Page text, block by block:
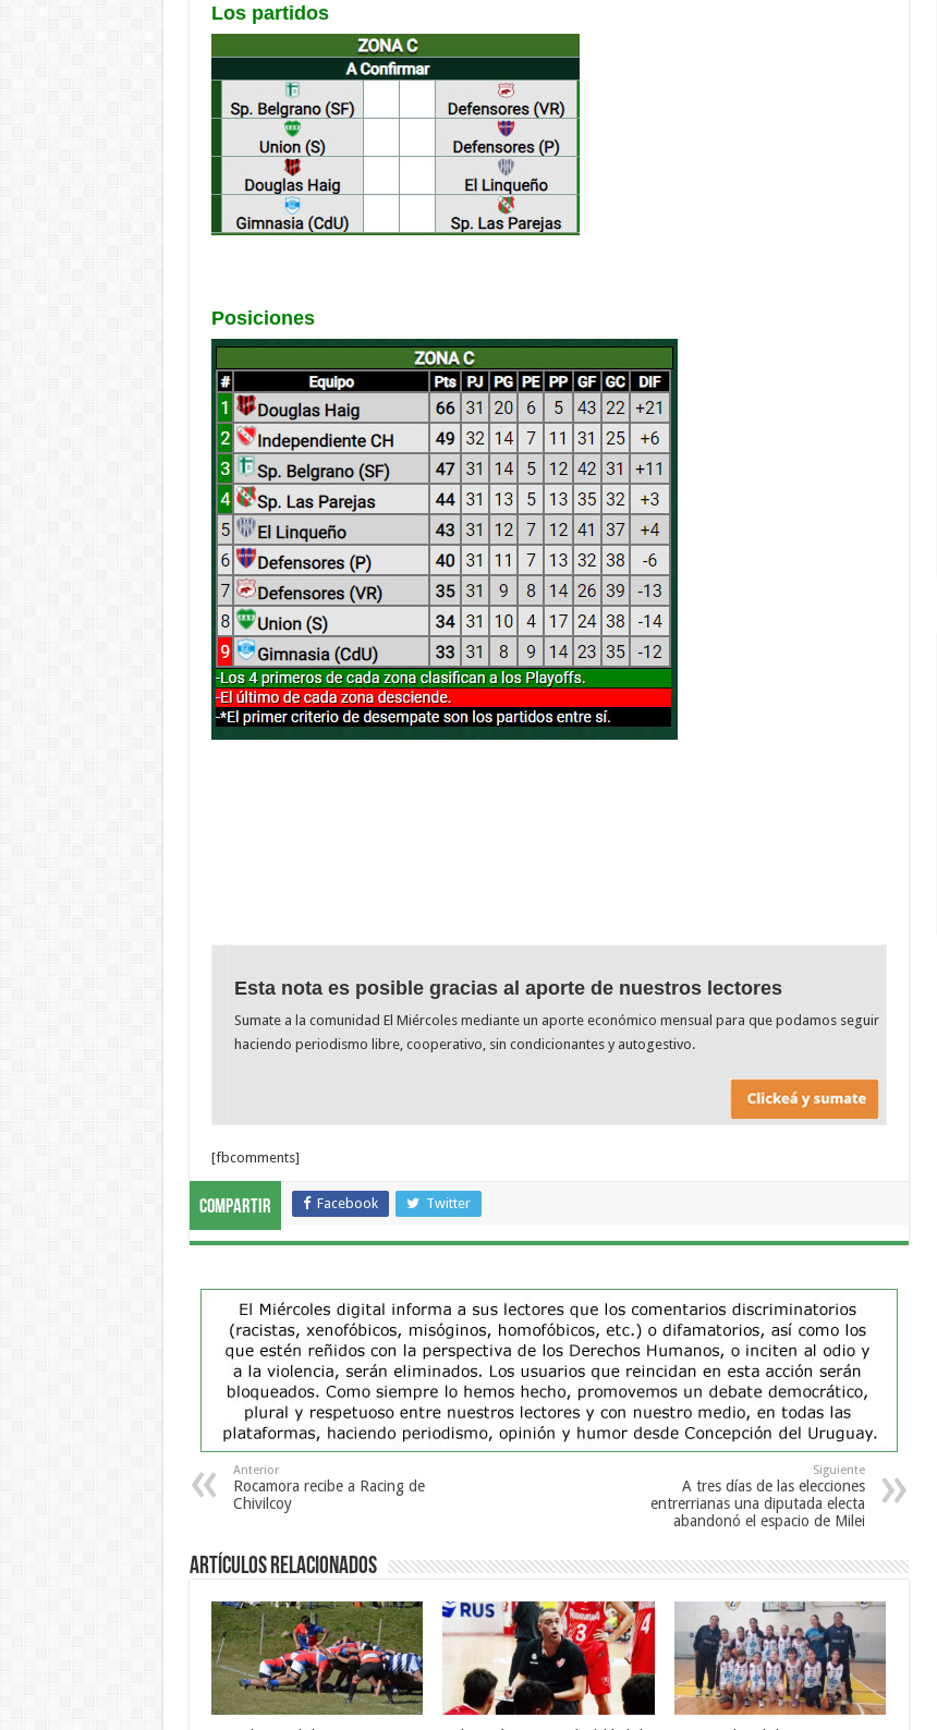
Los partidos
Posiciones
Esta nota es posible gracias al aporte de nuestros lectores
Sumate a la comunidad El Miércoles mediante un aporte económico mensual para que podamos seguir
haciendo periodismo libre, cooperativo, sin condicionantes y autogestivo.
[fbcomments]
Compartir Facebook Twitter
Anterior
Rocamora recibe a Racing de
Chivilcoy
Siguiente
A tres días de las elecciones
entrerrianas una diputada electa
abandonó el espacio de Milei
Artículos Relacionados